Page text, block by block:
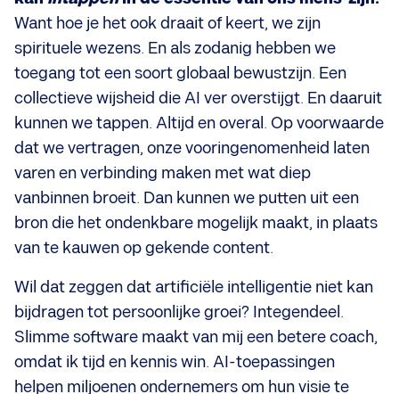
Want hoe je het ook draait of keert, we zijn
spirituele wezens. En als zodanig hebben we
toegang tot een soort globaal bewustzijn. Een
collectieve wijsheid die AI ver overstijgt. En daaruit
kunnen we tappen. Altijd en overal. Op voorwaarde
dat we vertragen, onze vooringenomenheid laten
varen en verbinding maken met wat diep
vanbinnen broeit. Dan kunnen we putten uit een
bron die het ondenkbare mogelijk maakt, in plaats
van te kauwen op gekende content.
Wil dat zeggen dat artificiële intelligentie niet kan
bijdragen tot persoonlijke groei? Integendeel.
Slimme software maakt van mij een betere coach,
omdat ik tijd en kennis win. AI-toepassingen
helpen miljoenen ondernemers om hun visie te